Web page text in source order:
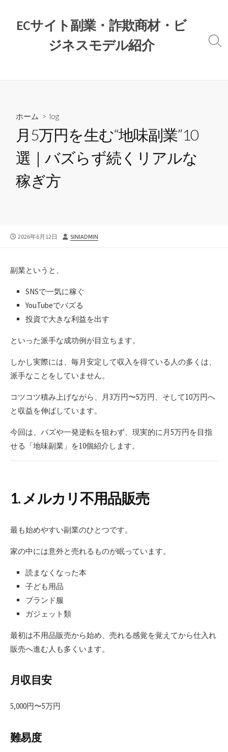
ス
ECサイト副業・詐欺商材・ビ
ジネスモデル紹介
検
ホーム > log
月5万円を生む“地味副業”10
選｜バズらず続くリアルな
稼ぎ方
公
2026年6月12日
投
SINIADMIN
副業というと、
SNSで一気に稼ぐ
YouTubeでバズる
投資で大きな利益を出す
といった派手な成功例が目立ちます。
しかし実際には、毎月安定して収入を得ている人の多くは、
派手なことをしていません。
コツコツ積み上げながら、月3万円〜5万円、そして10万円へ
と収益を伸ばしています。
今回は、バズや一発逆転を狙わず、現実的に月5万円を目指
せる「地味副業」を10個紹介します。
1. メルカリ不用品販売
最も始めやすい副業のひとつです。
家の中には意外と売れるものが眠っています。
読まなくなった本
子ども用品
ブランド服
ガジェット類
最初は不用品販売から始め、売れる感覚を覚えてから仕入れ
販売へ進む人も多くいます。
月収目安
5,000円〜5万円
難易度